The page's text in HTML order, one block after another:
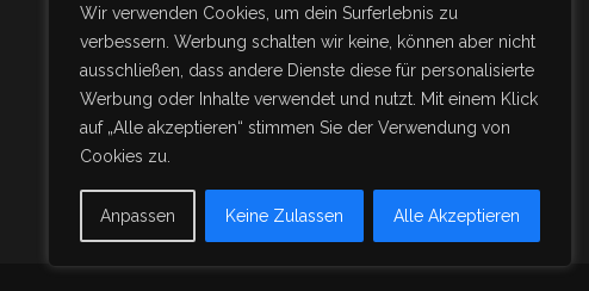
Wir verwenden Cookies, um dein Surferlebnis zu
verbessern. Werbung schalten wir keine, können aber nicht
ausschließen, dass andere Dienste diese für personalisierte
Werbung oder Inhalte verwendet und nutzt. Mit einem Klick
auf „Alle akzeptieren“ stimmen Sie der Verwendung von
Cookies zu.
Anpassen Keine Zulassen Alle Akzeptieren